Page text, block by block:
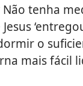
tenha
o
mais fácil